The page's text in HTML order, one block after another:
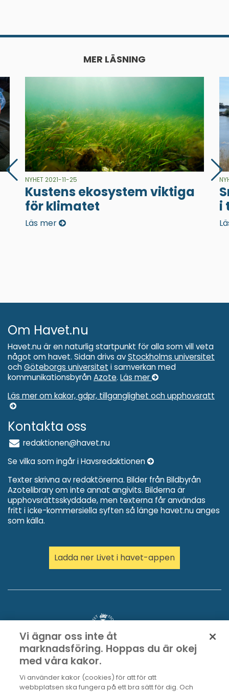
MER LÄSNING
NYHET 2021-11-25
Kustens ekosystem viktiga
för klimatet
Läs mer
i
Om Havet.nu
Havet.nu är en naturlig startpunkt för alla som vill veta
något om havet. Sidan drivs avStockholms universitet
och Göteborgs universitet i samverkan med
kommunikationsbyrån Azote. Läs mer
Läs mer om kakor, gdpr, tillganglighet och upphovsratt
Kontakta oss
redaktionen@havet.nu
Se vilka som ingår i Havsredaktionen
Texter skrivna av redaktörerna. Bilder från Bildbyrån
Azotelibrary om inte annat angivits. Bilderna är
upphovsrättsskyddade, men texterna får användas
fritt i icke-kommersiella syften så länge havet.nu anges
som källa.
Ladda ner Livet i havet-appen
Vi ägnar oss inte åt
marknadsföring. Hoppas du är okej
med våra kakor.
Vi använder kakor (cookies) för att för att
webbplatsen ska fungera på ett bra sätt för dig. Och